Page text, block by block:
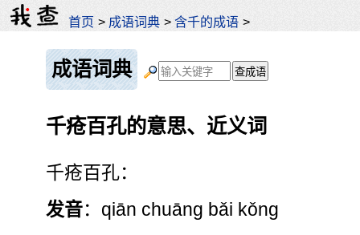
首页 > 成语词典 >含千的成语 >
成语词典
千疮百孔的意思、近义词
千疮百孔：
发音：qiān chuāng bǎi kǒng